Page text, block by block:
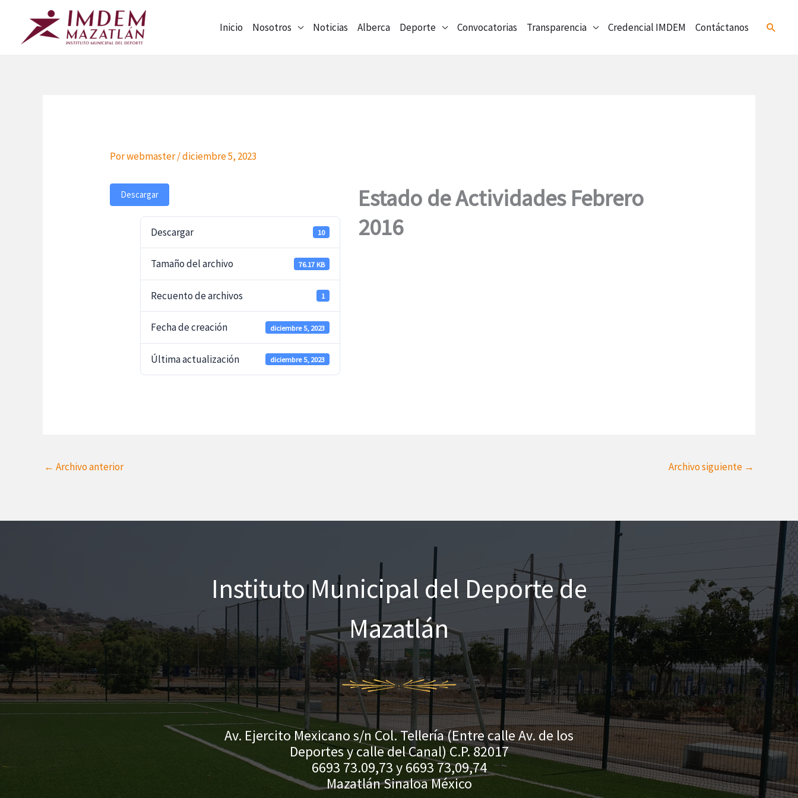
contenido
Inicio Nosotros Noticias Alberca Deporte Convocatorias Transparencia Credencial IMDEM Contáctanos Buscar
Porwebmaster/diciembre 5, 2023
Descargar
Descargar 10
Tamaño del archivo 76.17 KB
Recuento de archivos 1
Fecha de creación diciembre 5, 2023
Última actualización diciembre 5, 2023
Estado de Actividades Febrero
2016
← Archivo anterior Archivo siguiente →
Instituto Municipal del Deporte de
Mazatlán
Av. Ejercito Mexicano s/n Col. Tellería (Entre calle Av. de los
Deportes y calle del Canal) C.P. 82017
6693 73.09,73 y 6693 73,09,74
Mazatlán Sinaloa México